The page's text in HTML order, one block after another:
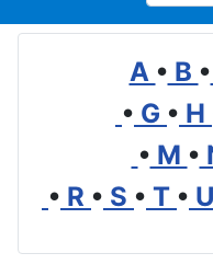
A • B •
• G • H
• M •
• R • S • T • U